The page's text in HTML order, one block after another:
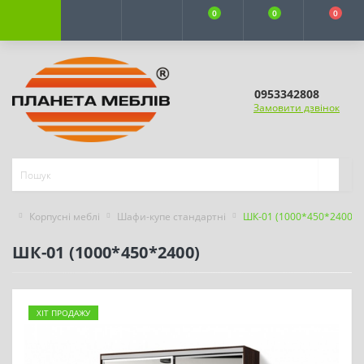
0 0 0
0953342808
Замовити дзвінок
Корпусні меблі Шафи-купе стандартні ШК-01 (1000*450*2400)
ШК-01 (1000*450*2400)
ХІТ ПРОДАЖУ